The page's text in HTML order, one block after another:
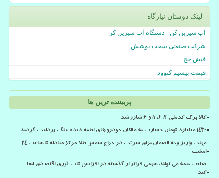
لینک دوستان نیازگاه
آب شیرین کن - دستگاه آب شیرین کن
شرکت صنعتی سخت پوشش
فیش حج
قیمت بیسیم کنوود
پربیننده ترین ها
کالا برگ کدملی 3، 4، 5 و 6 شارژ شد
۱۴۳۰ میلیارد تومان خسارت به مالکان خودرو های لطمه دیده جنگ پرداخت گردید
مهلت واریز وجه الضمان برای شرکت در حراج شمش طلا مرکز مبادله تا ساعت ۲۴
امشب
صنعت بیمه می تواند سهمی فراتر از گذشته در افزایش تاب آوری اقتصادی ایفا
کند